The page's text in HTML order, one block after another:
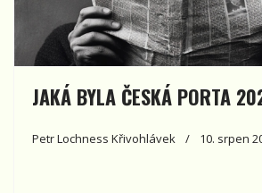
JAKÁ BYLA ČESKÁ PORTA
Petr Lochness Křivohlávek 10. srpen